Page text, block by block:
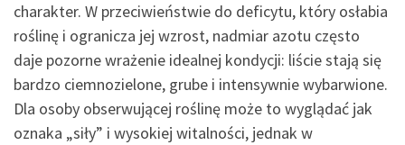
charakter. W przeciwieństwie do deficytu, który osłabia
roślinę i ogranicza jej wzrost, nadmiar azotu często
daje pozorne wrażenie idealnej kondycji: liście stają się
bardzo ciemnozielone, grube i intensywnie wybarwione.
Dla osoby obserwującej roślinę może to wyglądać jak
oznaka „siły” i wysokiej witalności, jednak w